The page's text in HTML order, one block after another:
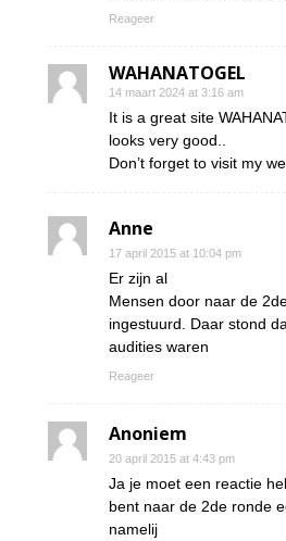
Reageer
WAHANATOGEL
14 maart 2024 at 3:16 am
It is a great site
looks very good..
Don’t forget to visit my
Anne
17 april 2015 at 10:04 pm
Er zijn al
Mensen door naar de
ingestuurd. Daar stond
audities waren
Reageer
Anoniem
20 april 2015 at 4:43 pm
Ja je moet een reactie
bent naar de 2de ronde
namelij